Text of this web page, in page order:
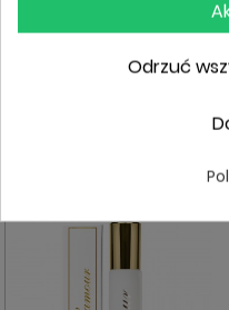
24,00 zł - 33ml
Odrzuć